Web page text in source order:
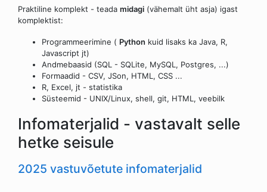
Praktiline komplekt - teada midagi (vähemalt üht asja) igast
komplektist:
Programmeerimine ( Python kuid lisaks ka Java, R,
Javascript jt)
Andmebaasid (SQL - SQLite, MySQL, Postgres, ...)
Formaadid - CSV, JSon, HTML, CSS ...
R, Excel, jt - statistika
Süsteemid - UNIX/Linux, shell, git, HTML, veebilk
Infomaterjalid - vastavalt selle
hetke seisule
2025 vastuvõetute infomaterjalid